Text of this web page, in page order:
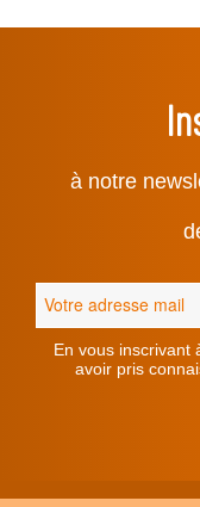
à notre
En vous inscrivant
avoir pris